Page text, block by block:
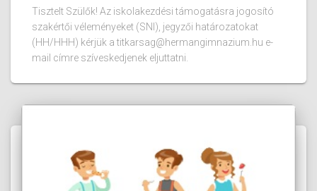
Tisztelt Szülők! Az iskolakezdési támogatásra jogosító
szakértői véleményeket (SNI), jegyzői határozatokat
(HH/HHH) kérjük a titkarsag@hermangimnazium.hu e-
mail címre szíveskedjenek eljuttatni.